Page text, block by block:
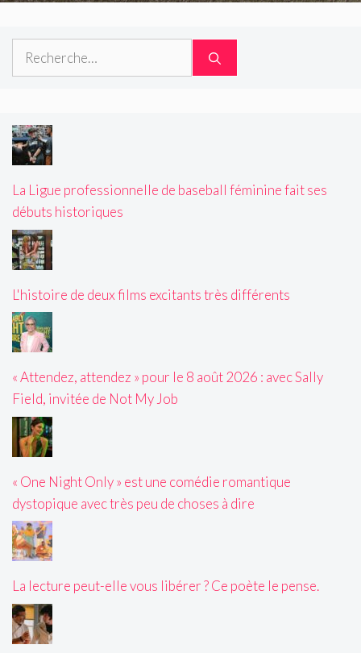
Rechercher :
La Ligue professionnelle de baseball féminine fait ses
débuts historiques
L'histoire de deux films excitants très différents
« Attendez, attendez » pour le 8 août 2026 : avec Sally
Field, invitée de Not My Job
« One Night Only » est une comédie romantique
dystopique avec très peu de choses à dire
La lecture peut-elle vous libérer ? Ce poète le pense.